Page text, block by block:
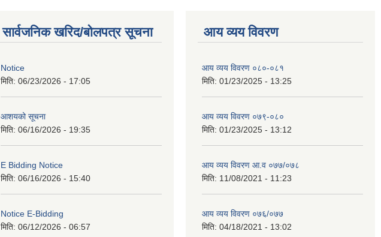
सार्वजनिक खरिद/बोलपत्र सूचना
Notice
मिति: 06/23/2026 - 17:05
आशयको सूचना
मिति: 06/16/2026 - 19:35
E Bidding Notice
मिति: 06/16/2026 - 15:40
Notice E-Bidding
मिति: 06/12/2026 - 06:57
आय व्यय विवरण
आय व्यय विवरण ०८०-०८१
मिति: 01/23/2025 - 13:25
आय व्यय विवरण ०७९-०८०
मिति: 01/23/2025 - 13:12
आय व्यय विवरण आ.व ०७७/०७८
मिति: 11/08/2021 - 11:23
आय व्यय विवरण ०७६/०७७
मिति: 04/18/2021 - 13:02